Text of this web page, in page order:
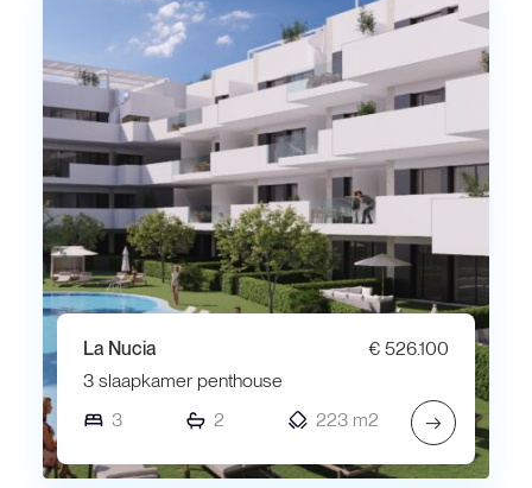
La Nucia
€ 526.100
3 slaapkamer penthouse
3
2 223 m2 →